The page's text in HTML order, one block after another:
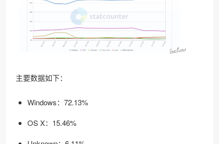
主要数据如下：
Windows：72.13%
OS X：15.46%